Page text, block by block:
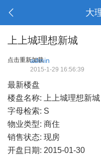
大
上上城理想新城
点击重新加载
admin
2015-1-29 16:56:39
最新楼盘
楼盘名称: 上上城理想新城
字母检索: S
物业类型: 商住
销售状态: 现房
开盘日期: 2015-01-30